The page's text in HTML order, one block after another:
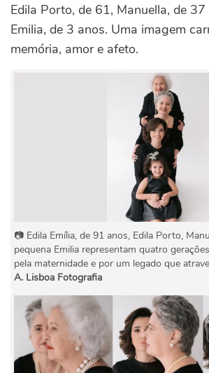
Edila Porto, de 61, Manuella, de 37
Emilia, de 3 anos. Uma imagem
memória, amor e afeto.
📷 Edila Emília, de 91 anos, Edila Porto,
pequena Emilia representam quatro
pela maternidade e por um legado que
A. Lisboa Fotografia